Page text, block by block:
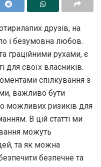
друзів, на
і безумовна любов.
граційними рухами, є
для своїх власників.
спілкування з
важливо бути
можливих ризиків для
В цій статті ми
можуть
та як можна
безпечне та